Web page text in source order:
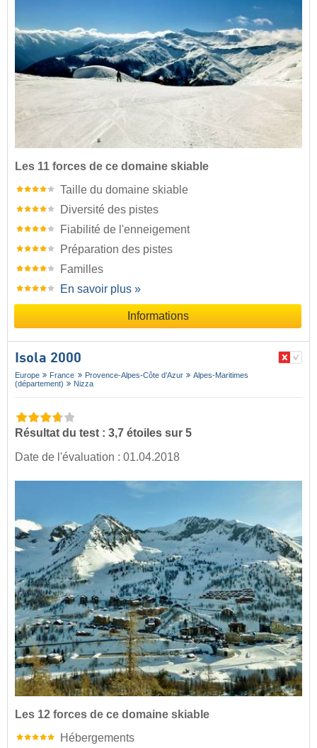
Les 11 forces de ce domaine skiable
Taille du domaine skiable
Diversité des pistes
Fiabilité de l'enneigement
Préparation des pistes
Familles
En savoir plus »
Informations
Isola 2000
Europe France Provence-Alpes-Côte d’Azur
Alpes-Maritimes
(département)
Nizza
Résultat du test : 3,7 étoiles sur 5
Date de l'évaluation : 01.04.2018
Les 12 forces de ce domaine skiable
Hébergements